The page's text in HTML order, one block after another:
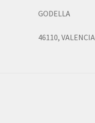
GODELLA
46110, VALENCIA